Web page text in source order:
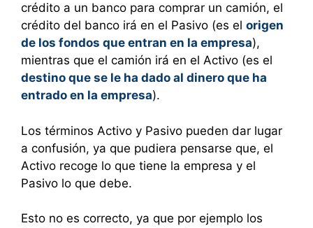
crédito a un banco para comprar un camión, el
crédito del banco irá en el Pasivo (es el origen
de los fondos que entran en la empresa),
mientras que el camión irá en el Activo (es el
destino que se le ha dado al dinero que ha
entrado en la empresa).
Los términos Activo y Pasivo pueden dar lugar
a confusión, ya que pudiera pensarse que, el
Activo recoge lo que tiene la empresa y el
Pasivo lo que debe.
Esto no es correcto, ya que por ejemplo los